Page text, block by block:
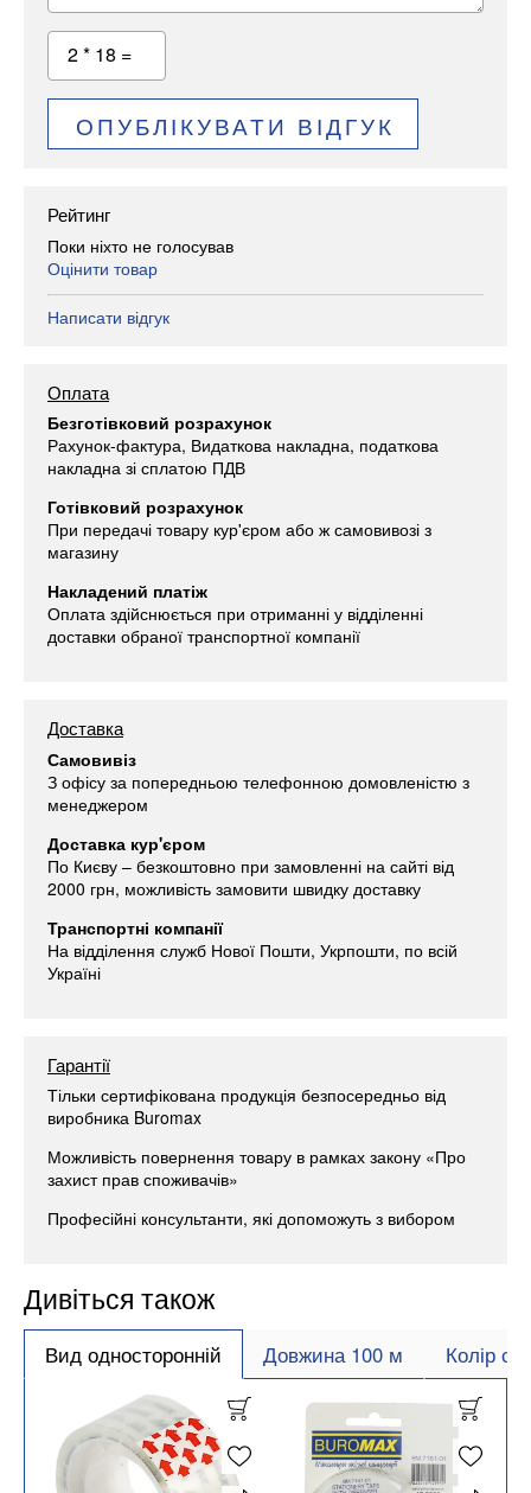
2 * 18 =
ОПУБЛІКУВАТИ ВІДГУК
Рейтинг
Поки ніхто не голосував
Оцінити товар
Написати відгук
Оплата
Безготівковий розрахунок
Рахунок-фактура, Видаткова накладна, податкова
накладна зі сплатою ПДВ
Готівковий розрахунок
При передачі товару кур'єром або ж самовивозі з
магазину
Накладений платіж
Оплата здійснюється при отриманні у відділенні
доставки обраної транспортної компанії
Доставка
Самовивіз
З офісу за попередньою телефонною домовленістю з
менеджером
Доставка кур'єром
По Києву – безкоштовно при замовленні на сайті від
2000 грн, можливість замовити швидку доставку
Транспортні компанії
На відділення служб Нової Пошти, Укрпошти, по всій
Україні
Гарантії
Тільки сертифікована продукція безпосередньо від
виробника Buromax
Можливість повернення товару в рамках закону «Про
захист прав споживачів»
Професійні консультанти, які допоможуть з вибором
Дивіться також
Вид односторонній Довжина 100 м Колір